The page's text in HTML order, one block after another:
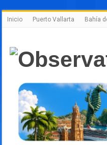
Inicio Puerto Vallarta Bahía